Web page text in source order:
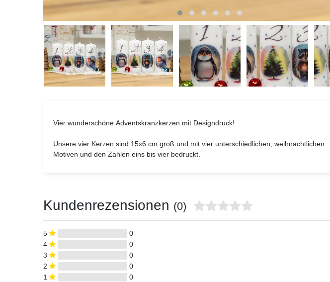
Vier wunderschöne Adventskranzkerzen mit Designdruck!
Unsere vier Kerzen sind 15x6 cm groß und mit vier unterschiedlichen, weihnachtlichen
Motiven und den Zahlen eins bis vier bedruckt.
Kundenrezensionen (0)
5
0
4
0
3
0
2
0
1
0